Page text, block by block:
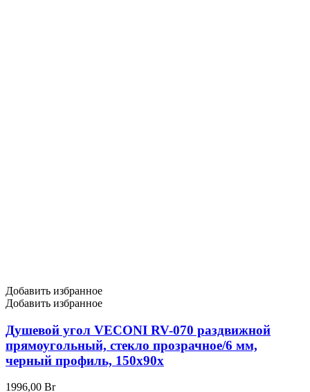
Добавить избранное
Добавить избранное
Душевой угол VECONI RV-070 раздвижной
прямоугольный, стекло прозрачное/6 мм,
черный профиль, 150x90x
1996,00 Br